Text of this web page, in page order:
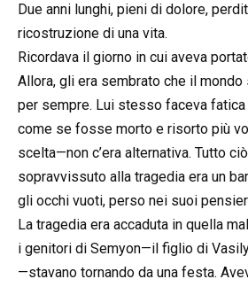
Due anni lunghi, pieni di dolore,
ricostruzione di una vita.
Ricordava il giorno in cui aveva
Allora, gli era sembrato che il
per sempre. Lui stesso faceva
come se fosse morto e risorto più
scelta—non c’era alternativa. Tutto
sopravvissuto alla tragedia era un
gli occhi vuoti, perso nei suoi
La tragedia era accaduta in quella
i genitori di Semyon—il figlio di
—stavano tornando da una festa.